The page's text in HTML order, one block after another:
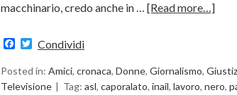
macchinario, credo anche in … [Read more…]
Facebook
Twitter
Condividi
Posted in: Amici, cronaca, Donne, Giornalismo,
Televisione
Tag: asl, caporalato, inail, lavoro, nero,